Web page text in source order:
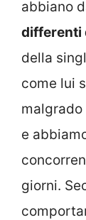
abbiano
differenti
della
come lui
e
giorni.